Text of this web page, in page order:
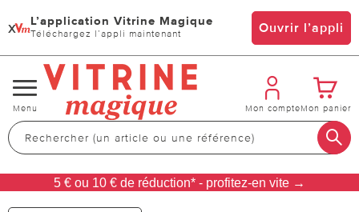
x L’application Vitrine Magique
Téléchargez l’appli maintenant Ouvrir l’appli
Changer
de
navigation
Menu Mon compteMon panier
5 € ou 10 € de réduction* - profitez-en vite →